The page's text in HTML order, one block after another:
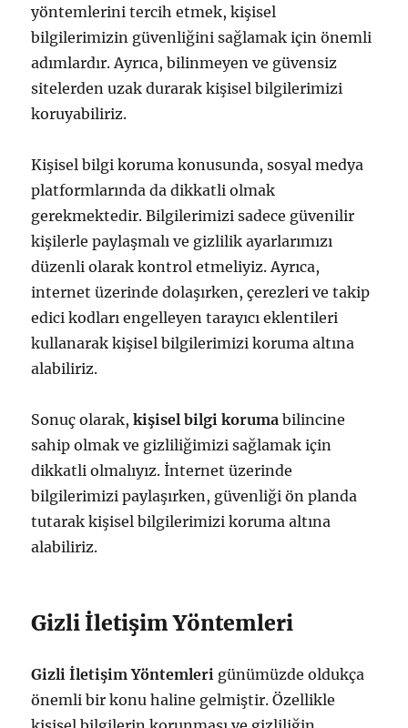
yöntemlerini tercih etmek, kişisel
bilgilerimizin güvenliğini sağlamak için önemli
adımlardır. Ayrıca, bilinmeyen ve güvensiz
sitelerden uzak durarak kişisel bilgilerimizi
koruyabiliriz.
Kişisel bilgi koruma konusunda, sosyal medya
platformlarında da dikkatli olmak
gerekmektedir. Bilgilerimizi sadece güvenilir
kişilerle paylaşmalı ve gizlilik ayarlarımızı
düzenli olarak kontrol etmeliyiz. Ayrıca,
internet üzerinde dolaşırken, çerezleri ve takip
edici kodları engelleyen tarayıcı eklentileri
kullanarak kişisel bilgilerimizi koruma altına
alabiliriz.
Sonuç olarak,kişisel bilgi koruma bilincine
sahip olmak ve gizliliğimizi sağlamak için
dikkatli olmalıyız. İnternet üzerinde
bilgilerimizi paylaşırken, güvenliği ön planda
tutarak kişisel bilgilerimizi koruma altına
alabiliriz.
Gizli İletişim Yöntemleri
Gizli İletişim Yöntemleri günümüzde oldukça
önemli bir konu haline gelmiştir. Özellikle